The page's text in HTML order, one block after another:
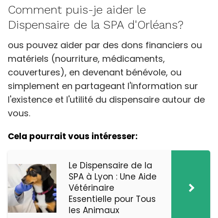
Comment puis-je aider le
Dispensaire de la SPA d'Orléans?
ous pouvez aider par des dons financiers ou
matériels (nourriture, médicaments,
couvertures), en devenant bénévole, ou
simplement en partageant l'information sur
l'existence et l'utilité du dispensaire autour de
vous.
Cela pourrait vous intéresser:
Le Dispensaire de la
SPA à Lyon : Une Aide
Vétérinaire
Essentielle pour Tous
les Animaux